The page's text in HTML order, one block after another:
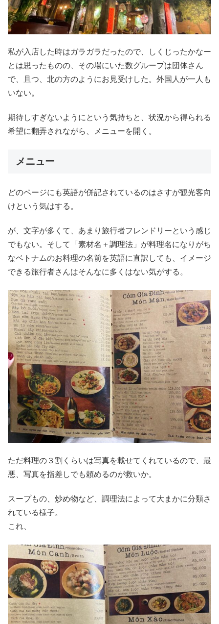
私が入店した時はガラガラだったので、しくじったかなー
とは思ったものの、その場にいた数グループは団体さん
で、且つ、北の方のようにお見受けした。外国人が一人も
いない。
期待しすぎないようにという気持ちと、状況から得られる
希望に翻弄されながら、メニューを開く。
メニュー
どのページにも英語が併記されているのはさすが観光客向
けという気はする。
が、文字が多くて、あまり旅行者フレンドリーという感じ
でもない。そして「素材名＋調理法」が料理名になりがち
なベトナムのお料理の名前を英語に直訳しても、イメージ
できる旅行者さんはそんなに多くはない気がする。
ただ料理の３割くらいは写真を載せてくれているので、最
悪、写真を指差しでも頼めるのが救いか。
スープもの、炒め物など、調理法によって大まかに分類さ
れている様子。
これ、